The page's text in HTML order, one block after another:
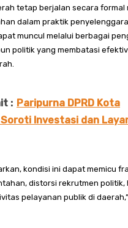
tetap berjalan secara formal
dalam praktik
muncul melalui berbagai
politik yang membatasi
: Paripurna DPRD Kota
Investasi dan
kondisi ini dapat memicu
distorsi rekrutmen politik,
pelayanan publik di